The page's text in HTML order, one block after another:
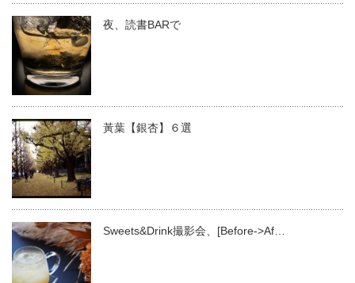
夜、読書BARで
黃葉【銀杏】６選
Sweets&Drink撮影会、[Before->Af…